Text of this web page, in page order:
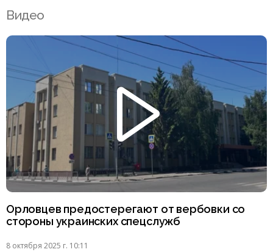
Видео
Орловцев предостерегают от вербовки со
стороны украинских спецслужб
8 октября 2025 г. 10:11